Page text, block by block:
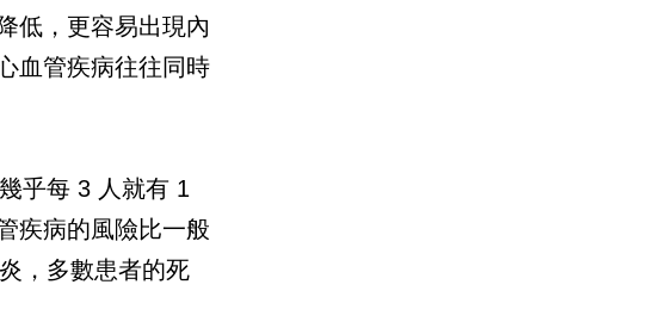
低，更容易出現內
血管疾病往往同時
乎每 3 人就有 1
疾病的風險比一般
，多數患者的死